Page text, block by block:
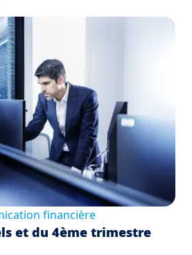
financière
et du 4ème trimestre